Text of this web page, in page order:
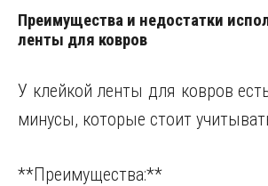
Преимущества и недостатки
ленты для ковров
У клейкой ленты для ковров
минусы, которые стоит
**Преимущества:**